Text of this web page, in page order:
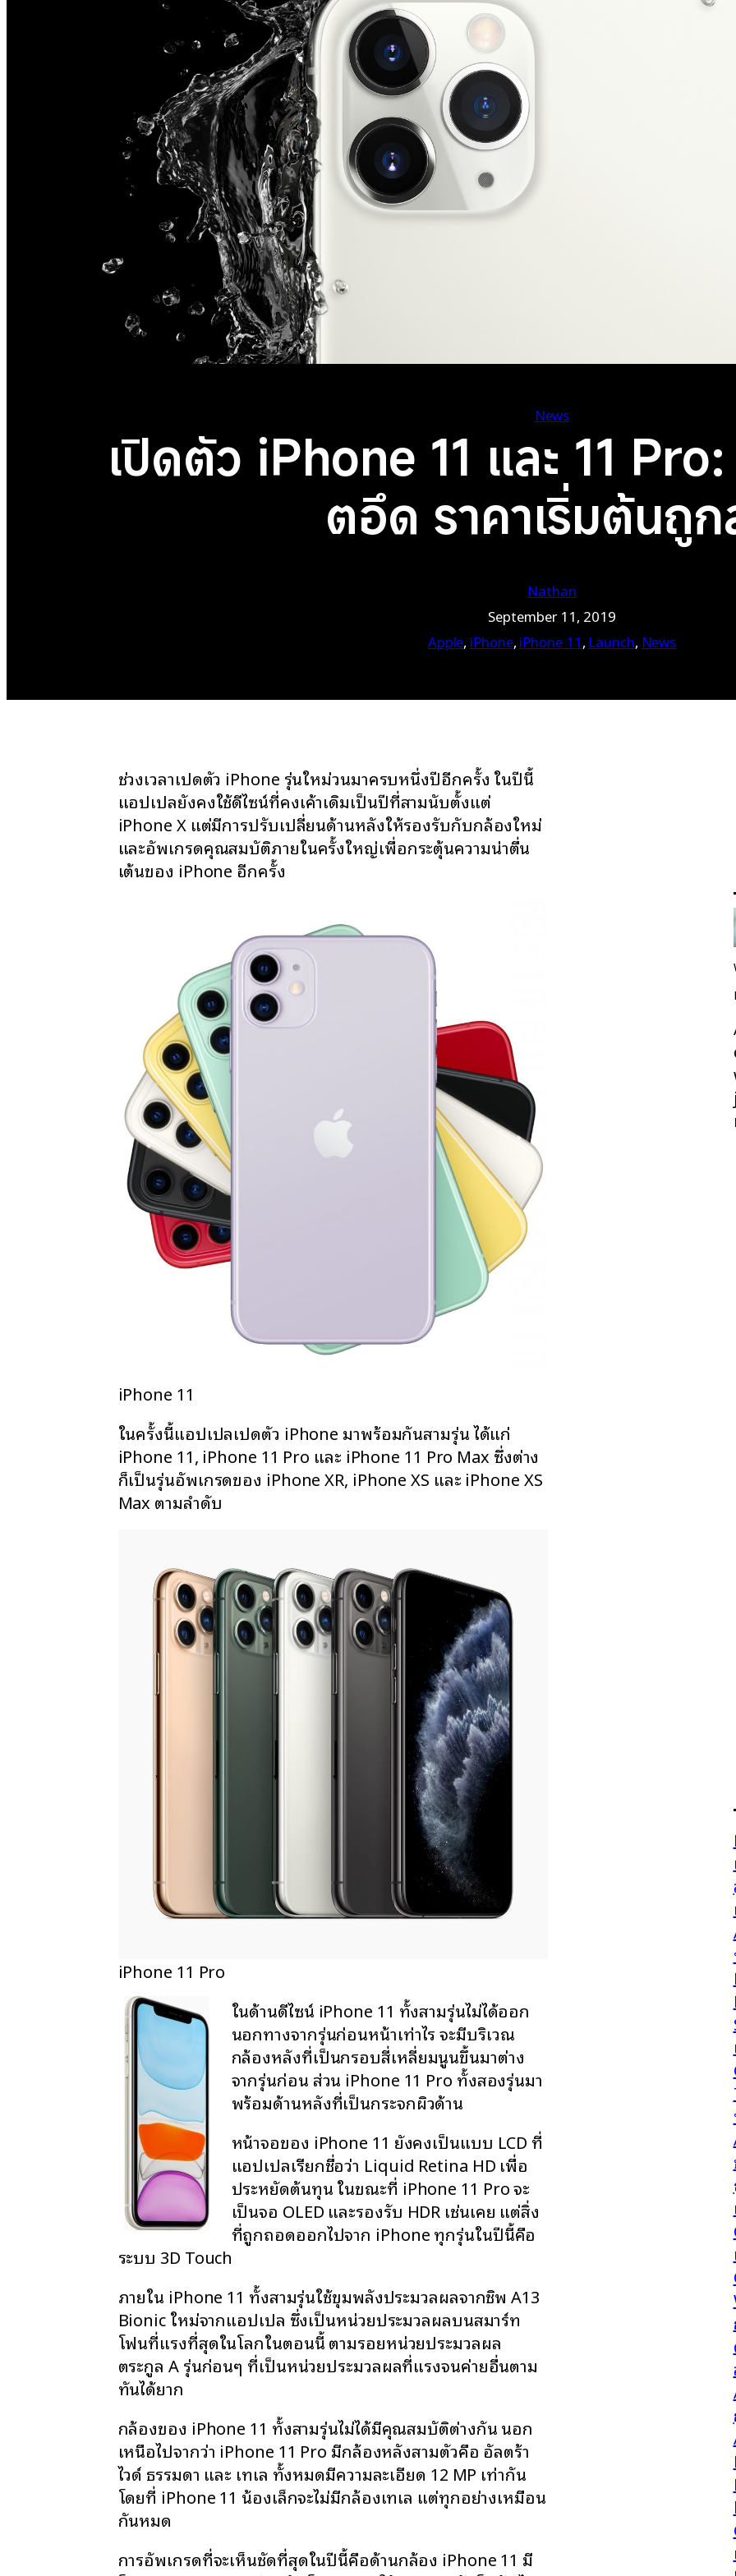
News
เปิดตัว iPhone 11 และ 11
ตอึด ราคาเริ่มต้นถู
Nathan
September 11, 2019
Apple, iPhone, iPhone 11, Launch, News
ช่วงเวลาเปิดตัว iPhone รุ่นใหม่วนมาครบหนึ่งปีอีกครั้ง ในปีนี้
แอปเปิลยังคงใช้ดีไซน์ที่คงเค้าเดิมเป็นปีที่สามนับตั้งแต่
iPhone X แต่มีการปรับเปลี่ยนด้านหลังให้รองรับกับกล้องใหม่
และอัพเกรดคุณสมบัติภายในครั้งใหญ่เพื่อกระตุ้นความน่าตื่น
เต้นของ iPhone อีกครั้ง
iPhone 11
ในครั้งนี้แอปเปิลเปิดตัว iPhone มาพร้อมกันสามรุ่น ได้แก่
iPhone 11, iPhone 11 Pro และ iPhone 11 Pro Max ซึ่งต่าง
ก็เป็นรุ่นอัพเกรดของ iPhone XR, iPhone XS และ iPhone XS
Max ตามลำดับ
iPhone 11 Pro
ในด้านดีไซน์ iPhone 11 ทั้งสามรุ่นไม่ได้ออก
นอกทางจากรุ่นก่อนหน้าเท่าไร จะมีบริเวณ
กล้องหลังที่เป็นกรอบสี่เหลี่ยมนูนขึ้นมาต่าง
จากรุ่นก่อน ส่วน iPhone 11 Pro ทั้งสองรุ่นมา
พร้อมด้านหลังที่เป็นกระจกผิวด้าน
หน้าจอของ iPhone 11 ยังคงเป็นแบบ LCD ที่
แอปเปิลเรียกชื่อว่า Liquid Retina HD เพื่อ
ประหยัดต้นทุน ในขณะที่ iPhone 11 Pro จะ
เป็นจอ OLED และรองรับ HDR เช่นเคย แต่สิ่ง
ที่ถูกถอดออกไปจาก iPhone ทุกรุ่นในปีนี้คือ
ระบบ 3D Touch
ภายใน iPhone 11 ทั้งสามรุ่นใช้ขุมพลังประมวลผลจากชิพ A13
Bionic ใหม่จากแอปเปิล ซึ่งเป็นหน่วยประมวลผลบนสมาร์ท
โฟนที่แรงที่สุดในโลกในตอนนี้ ตามรอยหน่วยประมวลผล
ตระกูล A รุ่นก่อนๆ ที่เป็นหน่วยประมวลผลที่แรงจนค่ายอื่นตาม
ทันได้ยาก
กล้องของ iPhone 11 ทั้งสามรุ่นไม่ได้มีคุณสมบัติต่างกัน นอก
เหนือไปจากว่า iPhone 11 Pro มีกล้องหลังสามตัวคือ อัลตร้า
ไวด์ ธรรมดา และ เทเล ทั้งหมดมีความละเอียด 12 MP เท่ากัน
โดยที่ iPhone 11 น้องเล็กจะไม่มีกล้องเทเล แต่ทุกอย่างเหมือน
กันหมด
การอัพเกรดที่จะเห็นชัดที่สุดในปีนี้คือด้านกล้อง iPhone 11 มี